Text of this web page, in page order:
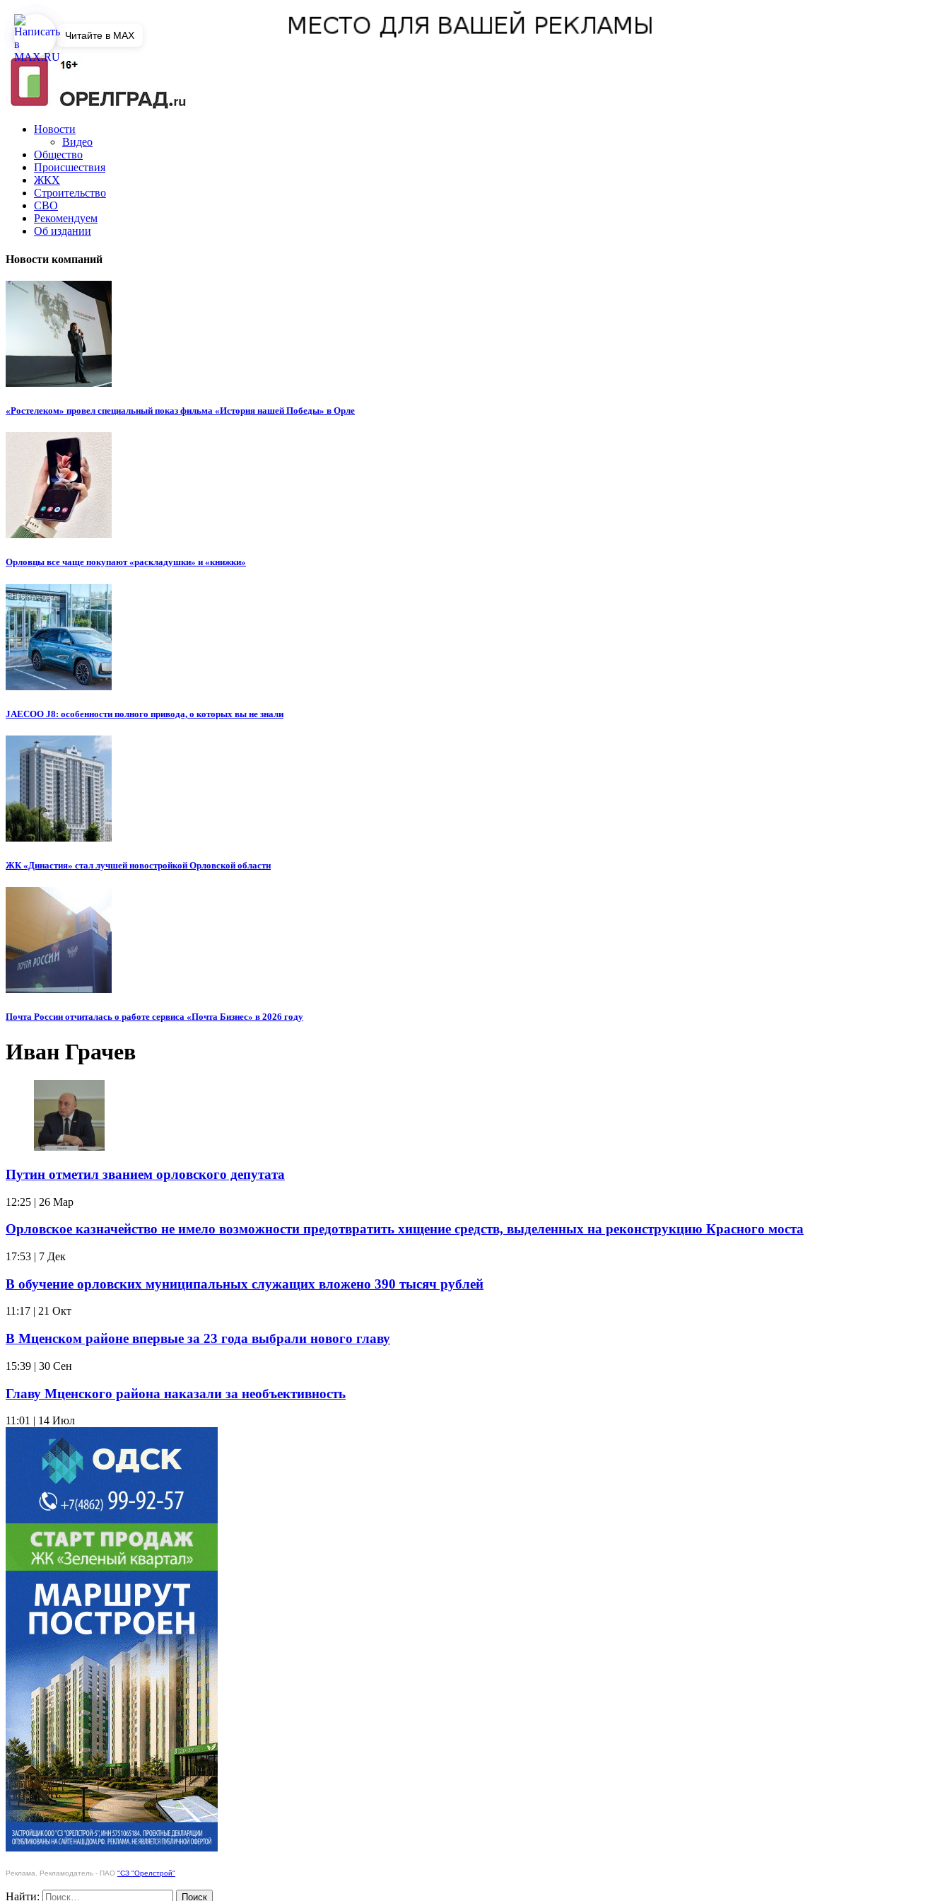
Новости
Видео
Общество
Происшествия
ЖКХ
Строительство
СВО
Рекомендуем
Об издании
Новости компаний
«Ростелеком» провел специальный показ фильма «История нашей Победы» в Орле
Орловцы все чаще покупают «раскладушки» и «книжки»
JAECOO J8: особенности полного привода, о которых вы не знали
ЖК «Династия» стал лучшей новостройкой Орловской области
Почта России отчиталась о работе сервиса «Почта Бизнес» в 2026 году
Иван Грачев
Путин отметил званием орловского депутата
12:25 | 26 Мар
Орловское казначейство не имело возможности предотвратить хищение средств, выделенных на реконструкцию Красного моста
17:53 | 7 Дек
В обучение орловских муниципальных служащих вложено 390 тысяч рублей
11:17 | 21 Окт
В Мценском районе впервые за 23 года выбрали нового главу
15:39 | 30 Сен
Главу Мценского района наказали за необъективность
11:01 | 14 Июл
Реклама. Рекламодатель - ПАО "СЗ "Орелстрой"
Найти:
Читайте в MAX